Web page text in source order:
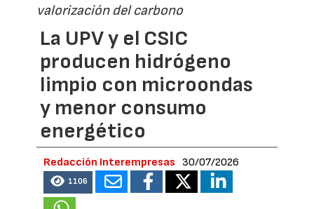
valorización del carbono
La UPV y el CSIC
producen hidrógeno
limpio con microondas
y menor consumo
energético
Redacción Interempresas 30/07/2026
1106